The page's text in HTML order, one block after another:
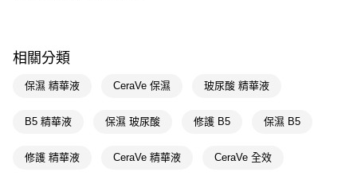
AFTEE先享後付是「在收到商品之後才付款」的支付方式。 讓您購物簡單
１．簡單：不需註冊會員、不需綁卡、不需儲值。
１．於結帳方式選擇「AFTEE先享後付」後，將跳轉至「AFTEE先享後付」
即享券
運送方式
全家取貨付款
相關分類
保濕 精華液 CeraVe 保濕 玻尿酸 精華液
B5 精華液 保濕 玻尿酸 修護 B5 保濕 B5
修護 精華液 CeraVe 精華液 CeraVe 全效